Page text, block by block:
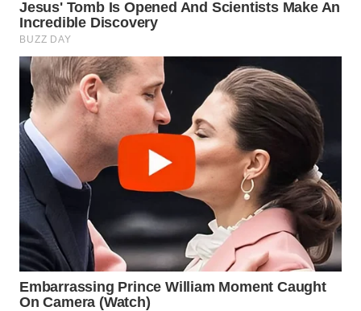
WAHANA
TV
WAHANANEWS
ID
WAHANANEWS
CO ID
WAHANANEWS
WAHANA
SPORT